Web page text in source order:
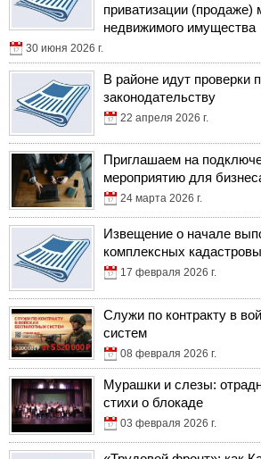
приватизации (продаже)
недвижимого имущества
30 июня 2026 г.
В районе идут проверки
законодательству
22 апреля 2026 г.
Приглашаем на
мероприятию для
24 марта 2026 г.
Извещение о начале
комплексных
17 февраля 2026 г.
Служи по контракту в
систем
08 февраля 2026 г.
Мурашки и слезы:
стихи о блокаде
03 февраля 2026 г.